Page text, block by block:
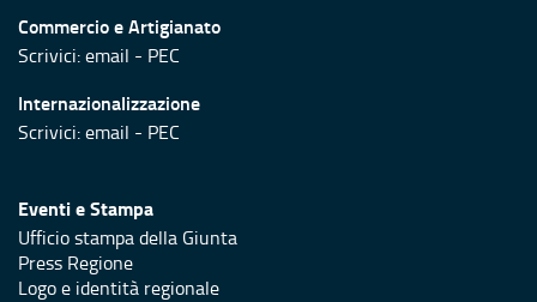
Commercio e Artigianato
Scrivici:email - PEC
Internazionalizzazione
Scrivici:email - PEC
Eventi e Stampa
Ufficio stampa della Giunta
Press Regione
Logo e identità regionale